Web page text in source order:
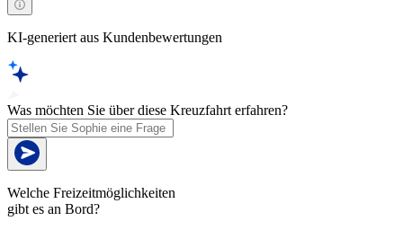
KI-generiert aus Kundenbewertungen
Was möchten Sie über diese Kreuzfahrt erfahren?
Welche Freizeitmöglichkeiten
gibt es an Bord?